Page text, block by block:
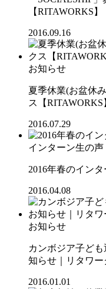
【RITAWORKS】
2016.09.16
お知らせ
夏季休業(お盆休
ス【RITAWORKS
2016.07.29
インターン生の声
2016年春のイン
2016.04.08
お知らせ
カンボジア子ど
知らせ｜リタワー
2016.01.01